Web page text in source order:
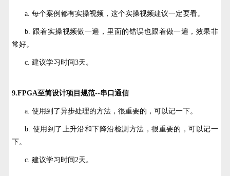
a. 每个案例都有实操视频，这个实操视频建议一定要看。
b. 跟着实操视频做一遍，里面的错误也跟着做一遍，效果非
常好。
c. 建议学习时间3天。
9.FPGA至简设计项目规范--串口通信
a. 使用到了异步处理的方法，很重要的，可以记一下。
b. 使用到了上升沿和下降沿检测方法，很重要的，可以记一
下。
c. 建议学习时间2天。